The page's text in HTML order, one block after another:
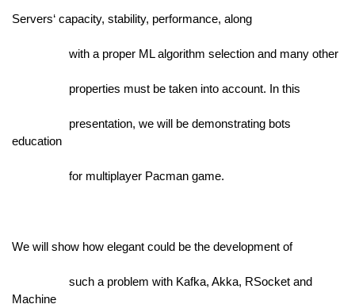
Servers‘ capacity, stability, performance, along
                  with a proper ML algorithm selection and many other
                  properties must be taken into account. In this
education
                  for multiplayer Pacman game.
We will show how elegant could be the development of
Machine